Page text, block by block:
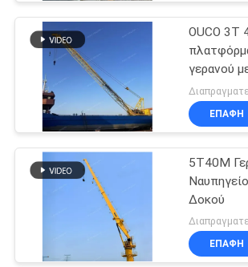
OUCO 3T
γερανού
ντίζελ
ΕΠΑΦΉ
5T40M
Δοκού
ΕΠΑΦΉ